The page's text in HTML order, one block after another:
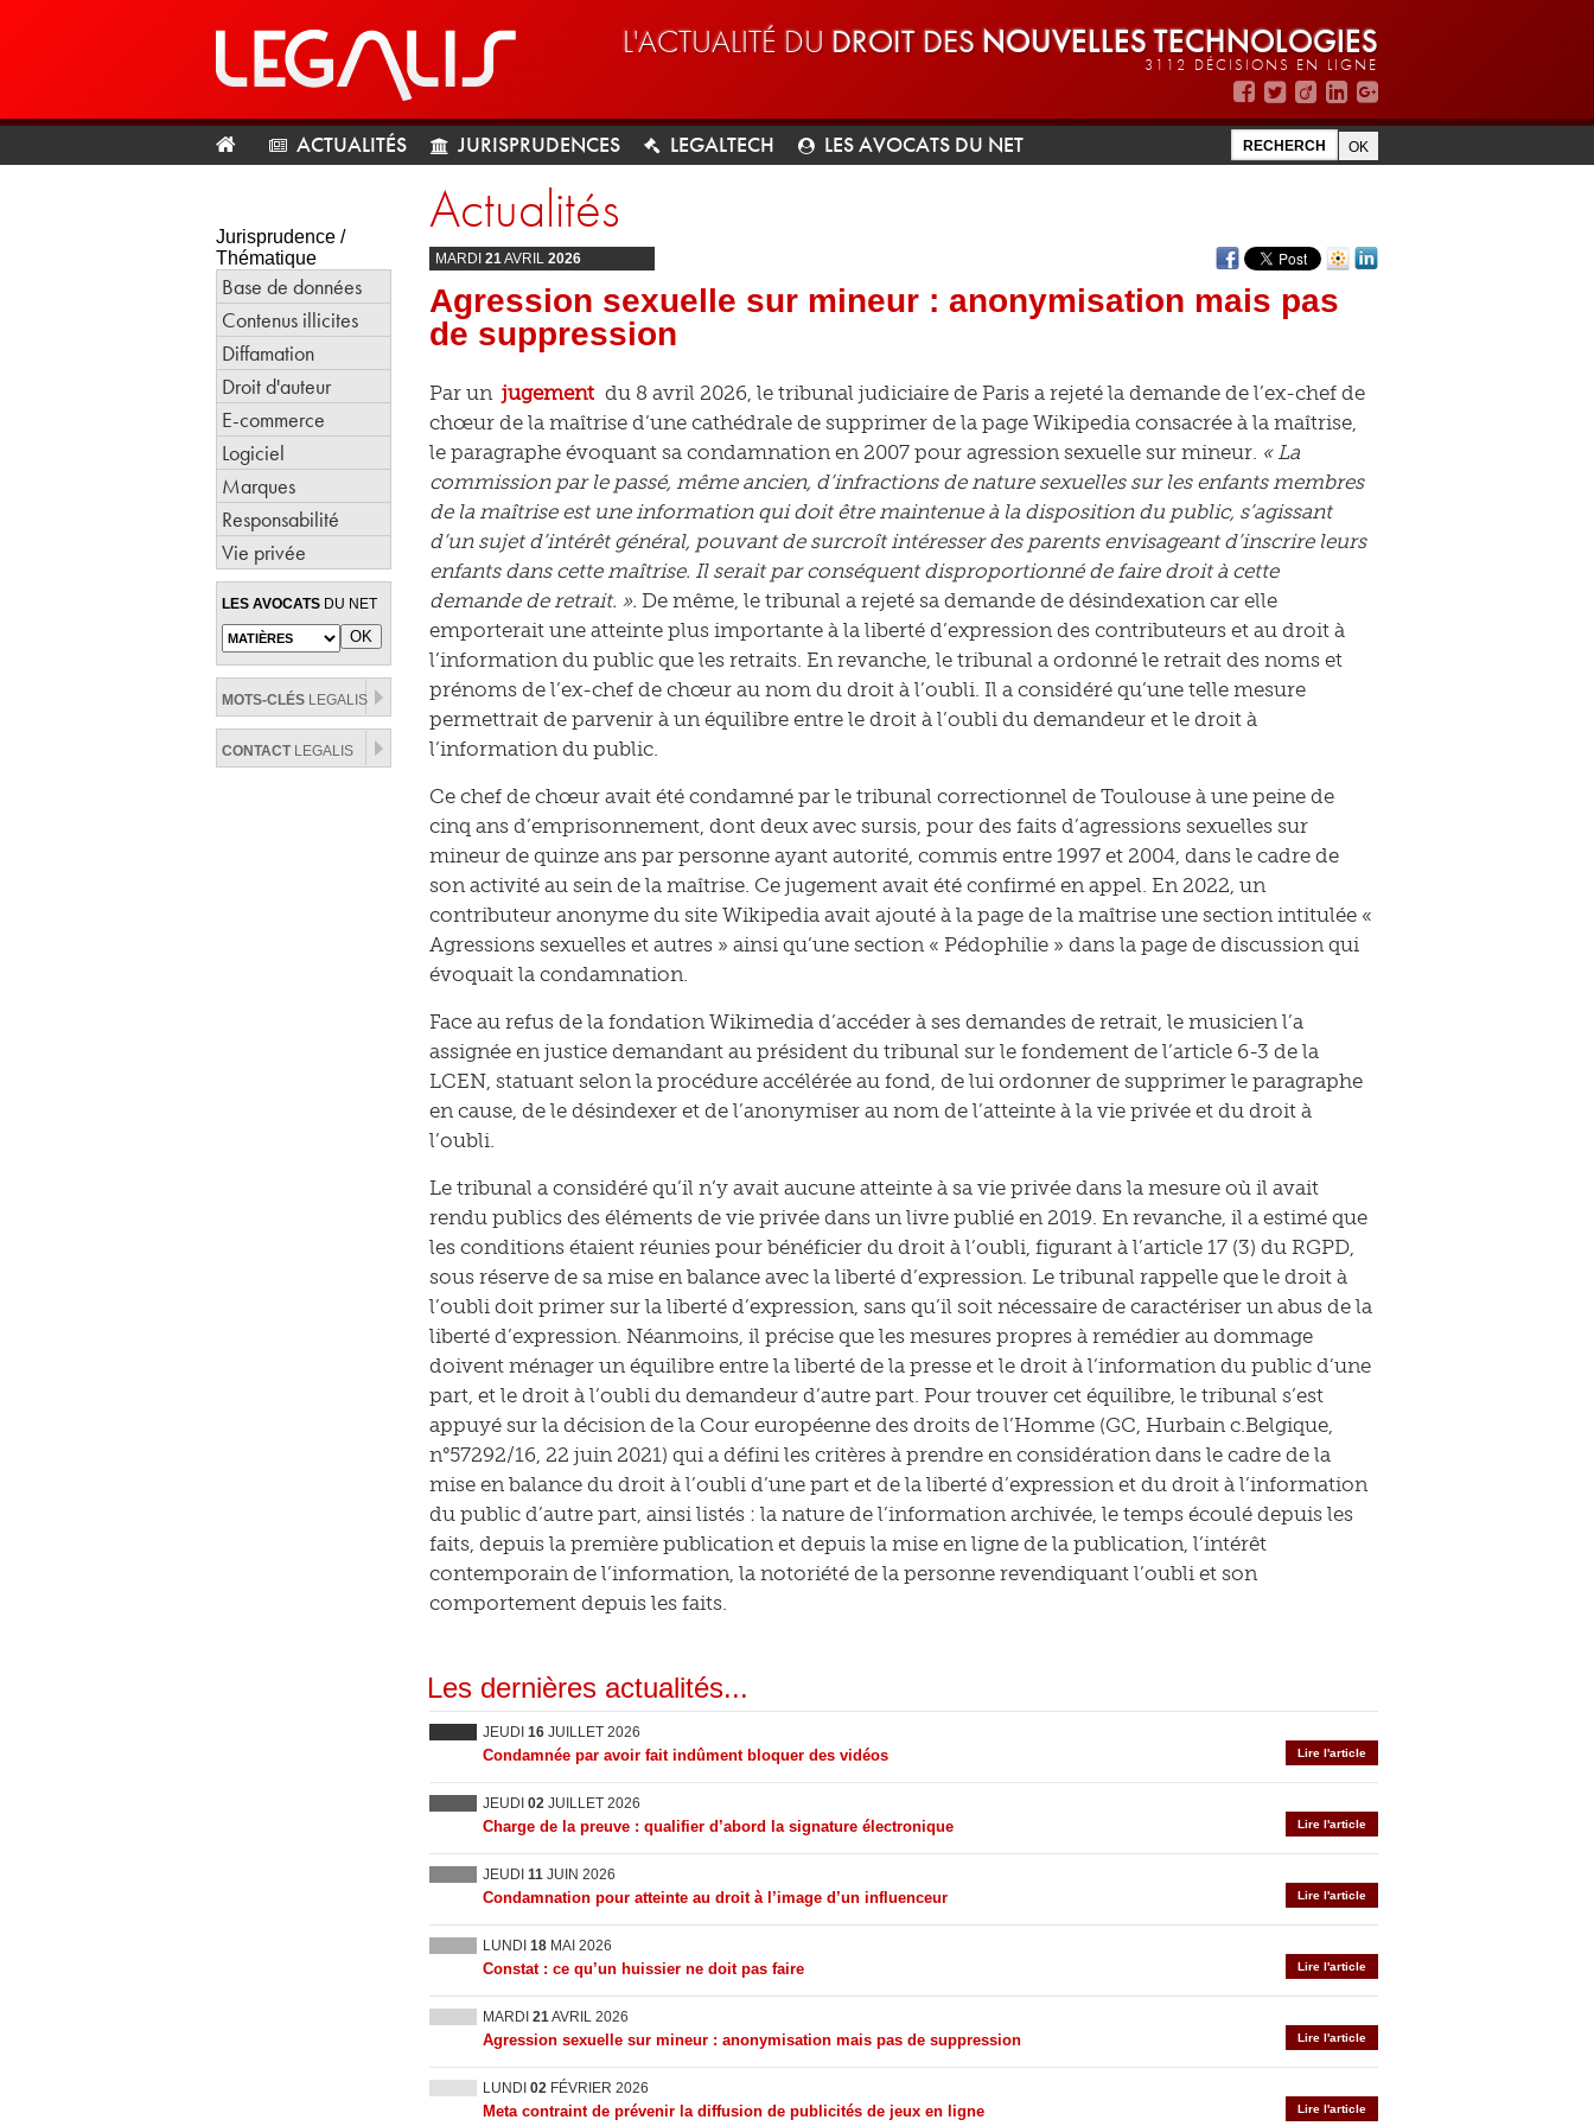
L'ACTUALITÉ DU DROIT DES NOUVELLES TECHNOLOGIES
3112 DÉCISIONS EN LIGNE
ACTUALITÉS JURISPRUDENCES LEGALTECH LES AVOCATS DU NET
Jurisprudence /
Thématique
Base de données
Contenus illicites
Diffamation
Droit d'auteur
E-commerce
Logiciel
Marques
Responsabilité
Vie privée
LES AVOCATS DU NET
MOTS-CLÉS LEGALIS
CONTACTLEGALIS
Actualités
MARDI 21AVRIL 2026
Agression sexuelle sur mineur : anonymisation mais pas
de suppression
Par un jugement du 8 avril 2026, le tribunal judiciaire de Paris a rejeté la demande de l’ex-chef de
chœur de la maîtrise d’une cathédrale de supprimer de la page Wikipedia consacrée à la maîtrise,
le paragraphe évoquant sa condamnation en 2007 pour agression sexuelle sur mineur. « La
commission par le passé, même ancien, d’infractions de nature sexuelles sur les enfants membres
de la maîtrise est une information qui doit être maintenue à la disposition du public, s’agissant
d’un sujet d’intérêt général, pouvant de surcroît intéresser des parents envisageant d’inscrire leurs
enfants dans cette maîtrise. Il serait par conséquent disproportionné de faire droit à cette
demande de retrait. ». De même, le tribunal a rejeté sa demande de désindexation car elle
emporterait une atteinte plus importante à la liberté d’expression des contributeurs et au droit à
l’information du public que les retraits. En revanche, le tribunal a ordonné le retrait des noms et
prénoms de l’ex-chef de chœur au nom du droit à l’oubli. Il a considéré qu’une telle mesure
permettrait de parvenir à un équilibre entre le droit à l’oubli du demandeur et le droit à
l’information du public.
Ce chef de chœur avait été condamné par le tribunal correctionnel de Toulouse à une peine de
cinq ans d’emprisonnement, dont deux avec sursis, pour des faits d’agressions sexuelles sur
mineur de quinze ans par personne ayant autorité, commis entre 1997 et 2004, dans le cadre de
son activité au sein de la maîtrise. Ce jugement avait été confirmé en appel. En 2022, un
contributeur anonyme du site Wikipedia avait ajouté à la page de la maîtrise une section intitulée «
Agressions sexuelles et autres » ainsi qu’une section « Pédophilie » dans la page de discussion qui
évoquait la condamnation.
Face au refus de la fondation Wikimedia d’accéder à ses demandes de retrait, le musicien l’a
assignée en justice demandant au président du tribunal sur le fondement de l’article 6-3 de la
LCEN, statuant selon la procédure accélérée au fond, de lui ordonner de supprimer le paragraphe
en cause, de le désindexer et de l’anonymiser au nom de l’atteinte à la vie privée et du droit à
l’oubli.
Le tribunal a considéré qu’il n’y avait aucune atteinte à sa vie privée dans la mesure où il avait
rendu publics des éléments de vie privée dans un livre publié en 2019. En revanche, il a estimé que
les conditions étaient réunies pour bénéficier du droit à l’oubli, figurant à l’article 17 (3) du RGPD,
sous réserve de sa mise en balance avec la liberté d’expression. Le tribunal rappelle que le droit à
l’oubli doit primer sur la liberté d’expression, sans qu’il soit nécessaire de caractériser un abus de la
liberté d’expression. Néanmoins, il précise que les mesures propres à remédier au dommage
doivent ménager un équilibre entre la liberté de la presse et le droit à l’information du public d’une
part, et le droit à l’oubli du demandeur d’autre part. Pour trouver cet équilibre, le tribunal s’est
appuyé sur la décision de la Cour européenne des droits de l’Homme (GC, Hurbain c.Belgique,
n°57292/16, 22 juin 2021) qui a défini les critères à prendre en considération dans le cadre de la
mise en balance du droit à l’oubli d’une part et de la liberté d’expression et du droit à l’information
du public d’autre part, ainsi listés : la nature de l’information archivée, le temps écoulé depuis les
faits, depuis la première publication et depuis la mise en ligne de la publication, l’intérêt
contemporain de l’information, la notoriété de la personne revendiquant l’oubli et son
comportement depuis les faits.
Les dernières actualités...
JEUDI 16 JUILLET 2026
Lire l'article
Condamnée par avoir fait indûment bloquer des vidéos
JEUDI 02 JUILLET 2026
Lire l'article
Charge de la preuve : qualifier d’abord la signature électronique
JEUDI 11 JUIN 2026
Lire l'article
Condamnation pour atteinte au droit à l’image d’un influenceur
LUNDI 18 MAI 2026
Lire l'article
Constat : ce qu’un huissier ne doit pas faire
MARDI 21AVRIL 2026
Lire l'article
Agression sexuelle sur mineur : anonymisation mais pas de suppression
LUNDI 02 FÉVRIER 2026
Lire l'article
Meta contraint de prévenir la diffusion de publicités de jeux en ligne